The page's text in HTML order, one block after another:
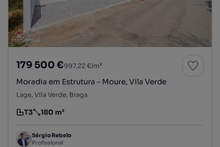
179 500 €997,22 €/m²
Moradia em Estrutura - Moure, Vila Verde
Lage, Vila Verde, Braga
Tipologia
T3
Preço por metro quadrado
180 m²
Sérgio Rebelo
Profissional